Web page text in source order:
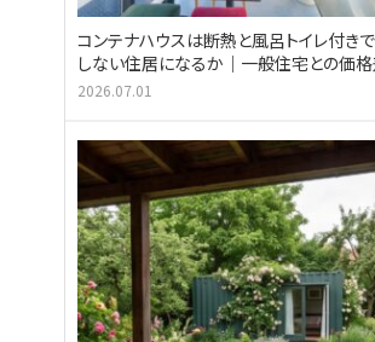
コンテナハウスは断熱と風呂トイレ付き
しない住居になるか｜一般住宅との価
介
2026.07.01